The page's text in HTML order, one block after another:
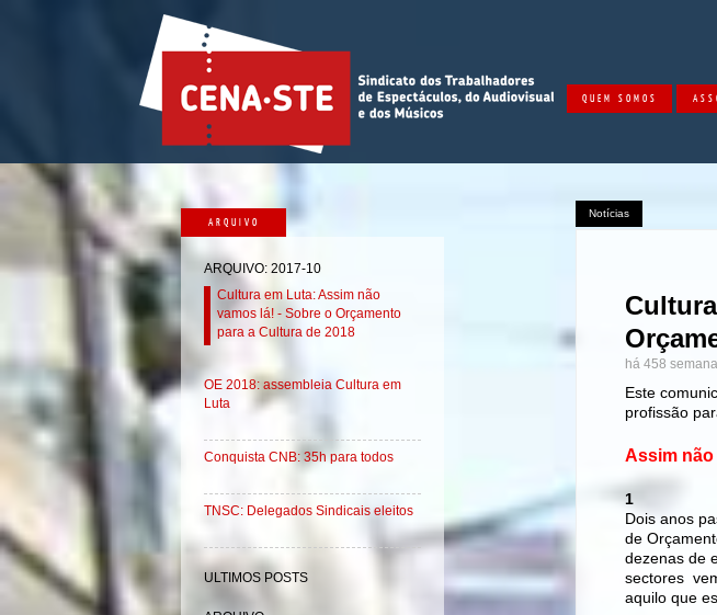
QUEM SOMOS
ARQUIVO
ARQUIVO: 2017-10
Cultura em Luta: Assim não
vamos lá! - Sobre o Orçamento
para a Cultura de 2018
OE 2018: assembleia Cultura em
Luta
Conquista CNB: 35h para todos
TNSC: Delegados Sindicais eleitos
ULTIMOS POSTS
Notícias
há 458
Este
profissão
Assim não
1
Dois anos
de
dezenas de
sectores 
aquilo que